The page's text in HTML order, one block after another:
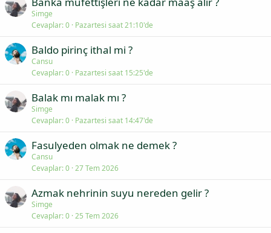
Simge
Cevaplar 0 Pazartesi saat 21:10'de
Baldo pirinç ithal mi ?
Cansu
Cevaplar 0 Pazartesi saat 15:25'de
Balak mı malak mı ?
Simge
Cevaplar 0 Pazartesi saat 14:47'de
Fasulyeden olmak ne demek ?
Cansu
Cevaplar 0 27 Tem 2026
Azmak nehrinin suyu nereden gelir ?
Simge
Cevaplar 0 25 Tem 2026